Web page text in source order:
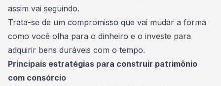
assim vai seguindo.
Trata-se de um compromisso que vai mudar a forma
como você olha para o dinheiro e o investe para
adquirir bens duráveis com o tempo.
Principais estratégias para construir patrimônio
com consórcio